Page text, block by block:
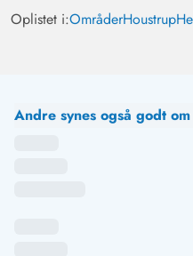
Oplistet i:OmråderHoustrup
Andre synes også godt